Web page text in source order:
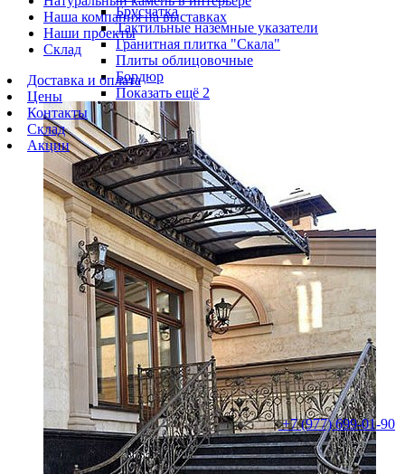
Брусчатка
Тактильные наземные указатели
Гранитная плитка "Скала"
Плиты облицовочные
Бордюр
Показать ещё 2
Наша компания на выставках
Наши проекты
Склад
Доставка и оплата
Цены
Контакты
Склад
Акции
+7 (977) 699-01-90